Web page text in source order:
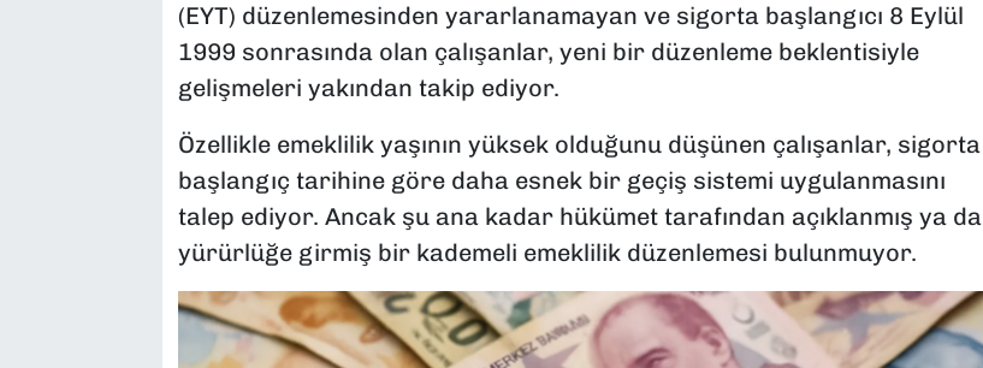
(EYT) düzenlemesinden yararlanamayan ve sigorta başlangıcı 8 Eylül
1999 sonrasında olan çalışanlar, yeni bir düzenleme beklentisiyle
gelişmeleri yakından takip ediyor.
Özellikle emeklilik yaşının yüksek olduğunu düşünen çalışanlar, sigorta
başlangıç tarihine göre daha esnek bir geçiş sistemi uygulanmasını
talep ediyor. Ancak şu ana kadar hükümet tarafından açıklanmış ya da
yürürlüğe girmiş bir kademeli emeklilik düzenlemesi bulunmuyor.